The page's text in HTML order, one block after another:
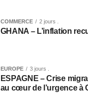
COMMERCE 2 jours .
GHANA – L’inflation
EUROPE 3 jours .
ESPAGNE – Crise
au cœur de l’urgence à